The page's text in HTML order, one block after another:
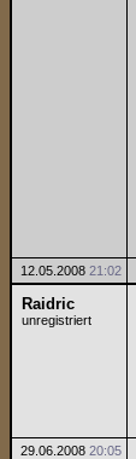
12.05.2008 21:02
Raidric
unregistriert
29.06.2008 20:05